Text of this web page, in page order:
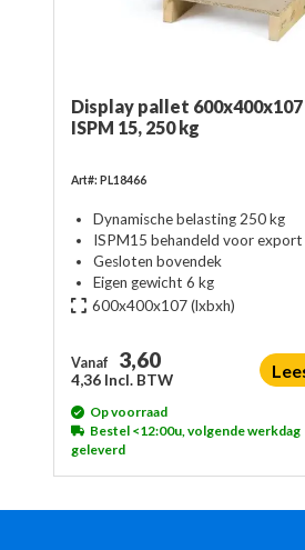
Display pallet 600x400x107
ISPM 15, 250 kg
Art#: PL18466
Dynamische belasting 250 kg
ISPM15 behandeld voor export
Gesloten bovendek
Eigen gewicht 6 kg
600x400x107(lxbxh)
Vanaf 3,60
4,36 Incl. BTW
Op voorraad
Bestel <12:00u, volgende werkdag
geleverd